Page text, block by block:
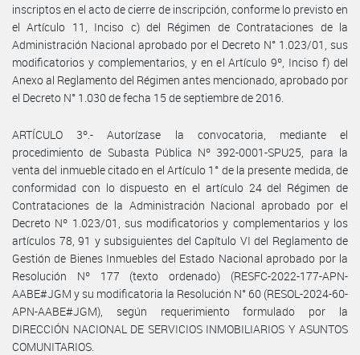
inscriptos en el acto de cierre de inscripción, conforme lo previsto en
el Artículo 11, Inciso c) del Régimen de Contrataciones de la
Administración Nacional aprobado por el Decreto N° 1.023/01, sus
modificatorios y complementarios, y en el Artículo 9º, Inciso f) del
Anexo al Reglamento del Régimen antes mencionado, aprobado por
el Decreto N° 1.030 de fecha 15 de septiembre de 2016.
ARTÍCULO 3º.- Autorízase la convocatoria, mediante el
procedimiento de Subasta Pública Nº 392-0001-SPU25, para la
venta del inmueble citado en el Artículo 1° de la presente medida, de
conformidad con lo dispuesto en el artículo 24 del Régimen de
Contrataciones de la Administración Nacional aprobado por el
Decreto Nº 1.023/01, sus modificatorios y complementarios y los
artículos 78, 91 y subsiguientes del Capítulo VI del Reglamento de
Gestión de Bienes Inmuebles del Estado Nacional aprobado por la
Resolución Nº 177 (texto ordenado) (RESFC-2022-177-APN-
AABE#JGM y su modificatoria la Resolución N° 60 (RESOL-2024-60-
APN-AABE#JGM), según requerimiento formulado por la
DIRECCIÓN NACIONAL DE SERVICIOS INMOBILIARIOS Y ASUNTOS
COMUNITARIOS.